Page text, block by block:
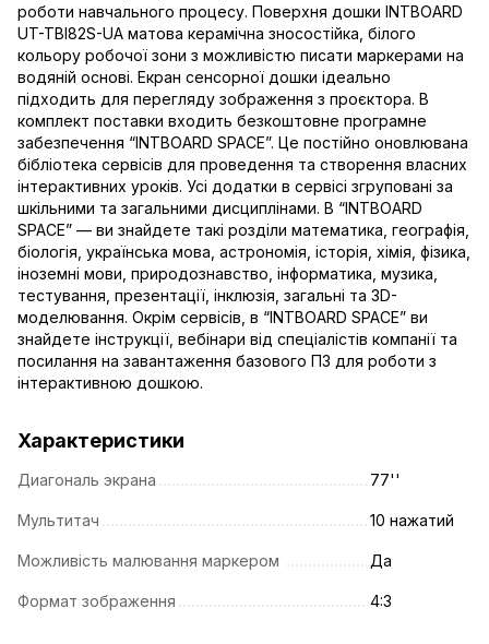
роботи навчального процесу. Поверхня дошки INTBOARD
UT-TBI82S-UA матова керамічна зносостійка, білого
кольору робочої зони з можливістю писати маркерами на
водяній основі. Екран сенсорної дошки ідеально
підходить для перегляду зображення з проєктора. В
комплект поставки входить безкоштовне програмне
забезпечення “INTBOARD SPACE”. Це постійно оновлювана
бібліотека сервісів для проведення та створення власних
інтерактивних уроків. Усі додатки в сервісі згруповані за
шкільними та загальними дисциплінами. В “INTBOARD
SPACE” — ви знайдете такі розділи математика, географія,
біологія, українська мова, астрономія, історія, хімія, фізика,
іноземні мови, природознавство, інформатика, музика,
тестування, презентації, інклюзія, загальні та 3D-
моделювання. Окрім сервісів, в “INTBOARD SPACE” ви
знайдете інструкції, вебінари від спеціалістів компанії та
посилання на завантаження базового ПЗ для роботи з
інтерактивною дошкою.
Характеристики
Диагональ экрана 77''
Мультитач 10 нажатий
Можливість малювання маркером Да
Формат зображення 4:3